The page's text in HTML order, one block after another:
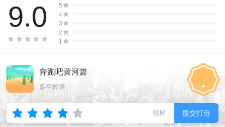
9.0
5
4
3
2
1
奔跑吧黄河篇
多半好评
很好 提交打分